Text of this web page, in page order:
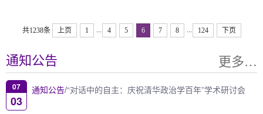
通知公告 更多…
07
03
通知公告/“对话中的自主：庆祝清华政治学百年”学术研讨会
共1238条 上页 1 4 5 6 7 8 124 下页